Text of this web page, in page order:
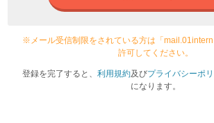
※メール受信制限をされている方は「
許可してください。
登録を完了すると、 利用規約及びプライバシーポ
になります。